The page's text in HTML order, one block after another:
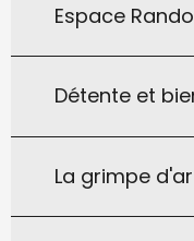
Espace
Détente et
La grimpe